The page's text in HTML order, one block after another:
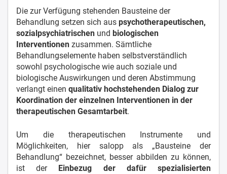
Die zur Verfügung stehenden Bausteine der
Behandlung setzen sich aus psychotherapeutischen,
sozialpsychiatrischen und biologischen
Interventionen zusammen. Sämtliche
Behandlungselemente haben selbstverständlich
sowohl psychologische wie auch soziale und
biologische Auswirkungen und deren Abstimmung
verlangt einen qualitativ hochstehenden Dialog zur
Koordination der einzelnen Interventionen in der
therapeutischen Gesamtarbeit.
Um die therapeutischen Instrumente und
Möglichkeiten, hier salopp als „Bausteine der
Behandlung“ bezeichnet, besser abbilden zu können,
ist der Einbezug der dafür spezialisierten